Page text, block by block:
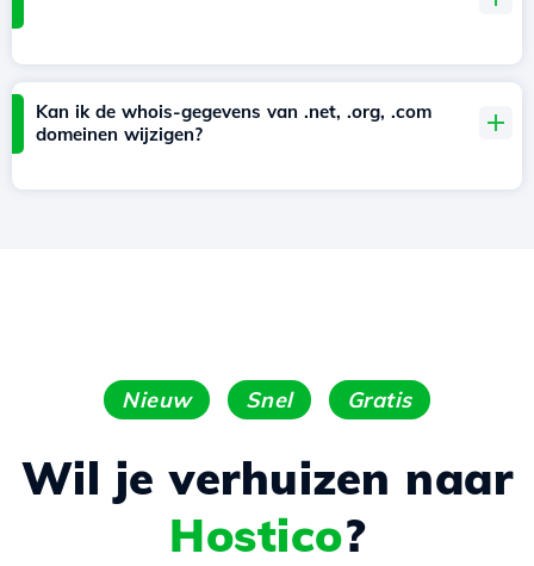
Kan ik de whois-gegevens van .net, .org, .com
domeinen wijzigen?
Nieuw Snel Gratis
Wil je verhuizen naar
Hostico?